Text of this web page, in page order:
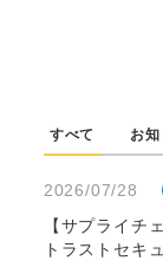
すべて お
2026/07/28
【サプライチ
トラストセキ